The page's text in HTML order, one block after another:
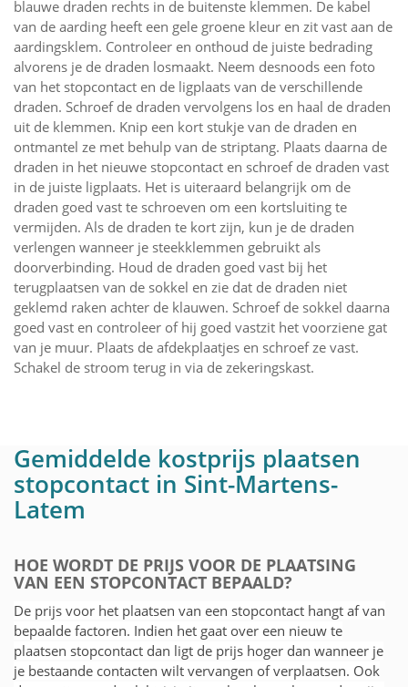
blauwe draden rechts in de buitenste klemmen. De kabel
van de aarding heeft een gele groene kleur en zit vast aan de
aardingsklem. Controleer en onthoud de juiste bedrading
alvorens je de draden losmaakt. Neem desnoods een foto
van het stopcontact en de ligplaats van de verschillende
draden. Schroef de draden vervolgens los en haal de draden
uit de klemmen. Knip een kort stukje van de draden en
ontmantel ze met behulp van de striptang. Plaats daarna de
draden in het nieuwe stopcontact en schroef de draden vast
in de juiste ligplaats. Het is uiteraard belangrijk om de
draden goed vast te schroeven om een kortsluiting te
vermijden. Als de draden te kort zijn, kun je de draden
verlengen wanneer je steekklemmen gebruikt als
doorverbinding. Houd de draden goed vast bij het
terugplaatsen van de sokkel en zie dat de draden niet
geklemd raken achter de klauwen. Schroef de sokkel daarna
goed vast en controleer of hij goed vastzit het voorziene gat
van je muur. Plaats de afdekplaatjes en schroef ze vast.
Schakel de stroom terug in via de zekeringskast.
Gemiddelde kostprijs plaatsen
stopcontact in Sint-Martens-
Latem
HOE WORDT DE PRIJS VOOR DE PLAATSING
VAN EEN STOPCONTACT BEPAALD?
De prijs voor het plaatsen van een stopcontact hangt af van
bepaalde factoren. Indien het gaat over een nieuw te
plaatsen stopcontact dan ligt de prijs hoger dan wanneer je
je bestaande contacten wilt vervangen of verplaatsen. Ook